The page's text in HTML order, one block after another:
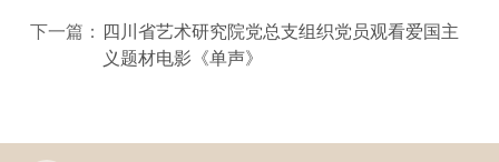
下一篇： 四川省艺术研究院党总支组织党员观看爱国主
义题材电影《单声》